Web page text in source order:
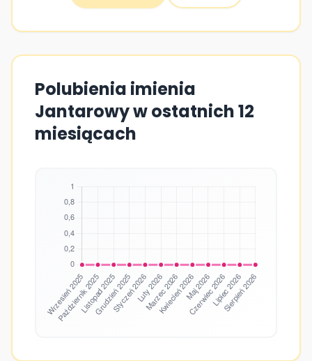
Polubienia imienia
Jantarowy w ostatnich 12
miesiącach